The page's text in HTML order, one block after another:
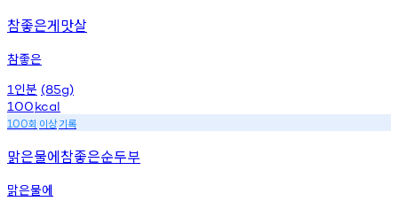
참좋은게맛살
참좋은
1 인분 (85g)
100kcal
100회 이상기록
맑은물에참좋은순두부
맑은물에